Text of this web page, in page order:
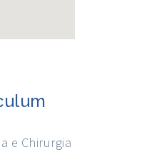
e Chirurgia